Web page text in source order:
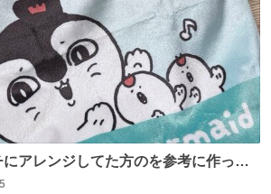
アレンジしてた方のを参考に作って
意でないので、ザクザクの目測で縫い